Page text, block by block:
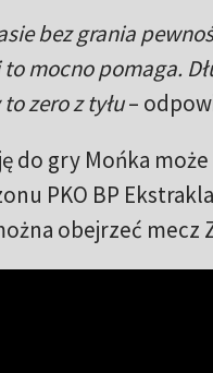
bez grania
mocno pomaga.
zero z tyłu–
do gry Mońka
PKO BP
obejrzeć mecz